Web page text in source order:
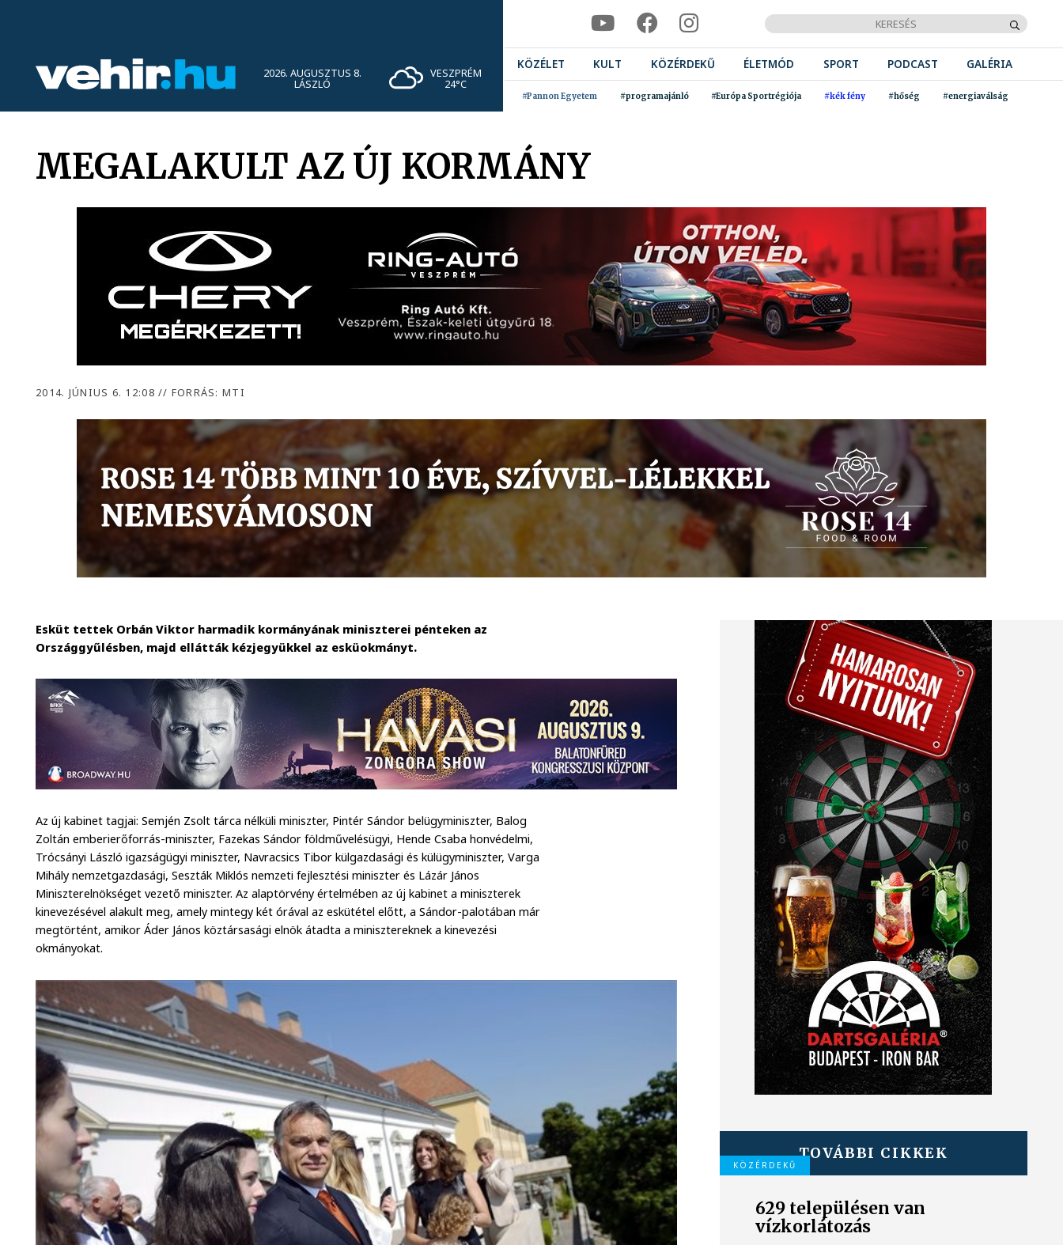
2026. AUGUSZTUS 8.
LÁSZLÓ
VESZPRÉM
24°C
KÖZÉLET KULT KÖZÉRDEKŰ ÉLETMÓD SPORT PODCAST GALÉRIA
#Pannon Egyetem #programajánló #Európa Sportrégiója #kék fény #hőség #energiaválság
MEGALAKULT AZ ÚJ KORMÁNY
2014. JÚNIUS 6. 12:08// FORRÁS: MTI
Esküt tettek Orbán Viktor harmadik kormányának miniszterei pénteken az
Országgyűlésben, majd ellátták kézjegyükkel az esküokmányt.
Az új kabinet tagjai: Semjén Zsolt tárca nélküli miniszter, Pintér Sándor belügyminiszter, Balog
Zoltán emberierőforrás-miniszter, Fazekas Sándor földművelésügyi, Hende Csaba honvédelmi,
Trócsányi László igazságügyi miniszter, Navracsics Tibor külgazdasági és külügyminiszter, Varga
Mihály nemzetgazdasági, Seszták Miklós nemzeti fejlesztési miniszter és Lázár János
Miniszterelnökséget vezető miniszter. Az alaptörvény értelmében az új kabinet a miniszterek
kinevezésével alakult meg, amely mintegy két órával az eskütétel előtt, a Sándor-palotában már
megtörtént, amikor Áder János köztársasági elnök átadta a minisztereknek a kinevezési
okmányokat.
TOVÁBBI CIKKEK
KÖZÉRDEKŰ
629 településen van
vízkorlátozás